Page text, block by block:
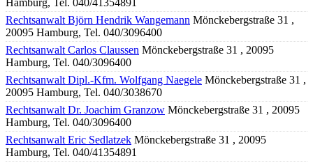
Hamburg, Tel. 040/41354891
Rechtsanwalt Björn Hendrik Wangemann Mönckebergstraße 31 ,
20095 Hamburg, Tel. 040/3096400
Rechtsanwalt Carlos Claussen Mönckebergstraße 31 , 20095
Hamburg, Tel. 040/3096400
Rechtsanwalt Dipl.-Kfm. Wolfgang Naegele Mönckebergstraße 31 ,
20095 Hamburg, Tel. 040/3038670
Rechtsanwalt Dr. Joachim Granzow Mönckebergstraße 31 , 20095
Hamburg, Tel. 040/3096400
Rechtsanwalt Eric Sedlatzek Mönckebergstraße 31 , 20095
Hamburg, Tel. 040/41354891